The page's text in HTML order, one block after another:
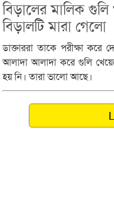
বিড়ালের মালিক
বিড়ালটি মারা গেলো
ডাক্তাররা তাকে পরীক্ষা করে
আলাদা আলাদা করে গুলি
হয় নি। তারা ভালো আছে।